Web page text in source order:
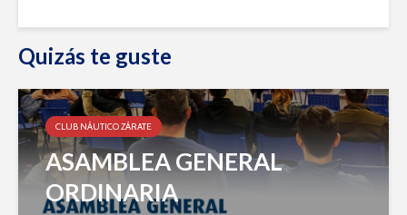
Quizás te guste
CLUB NÁUTICO ZÁRATE
ASAMBLEA GENERAL
ORDINARIA